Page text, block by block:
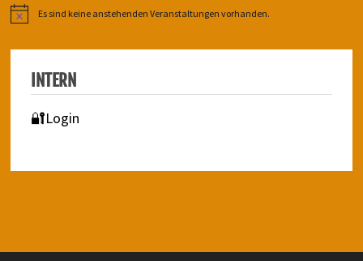
HinweisEs sind keine anstehenden Veranstaltungen vorhanden.
INTERN
🔐Login